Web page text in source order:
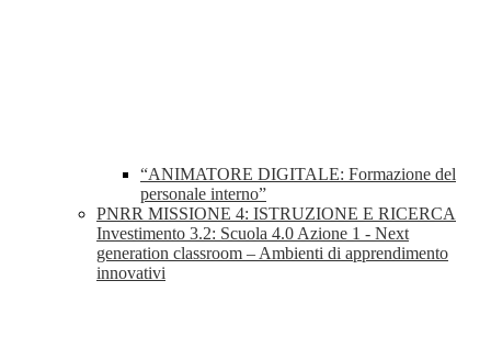
“ANIMATORE DIGITALE: Formazione del
personale interno”
PNRR MISSIONE 4: ISTRUZIONE E RICERCA
Investimento 3.2: Scuola 4.0 Azione 1 - Next
generation classroom – Ambienti di apprendimento
innovativi